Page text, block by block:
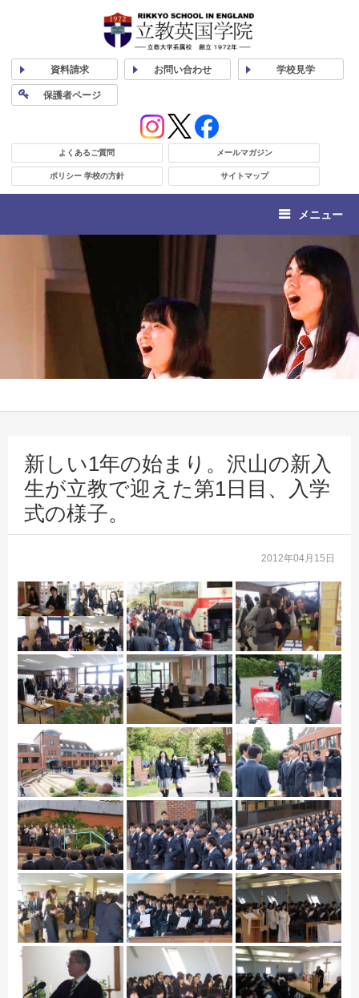
資料請求 お問い合わせ 学校見学
保護者ページ
よくあるご質問 メールマガジン
ポリシー 学校の方針 サイトマップ
メニュー
新しい1年の始まり。沢山の新入
生が立教で迎えた第1日目、入学
式の様子。
2012年04月15日